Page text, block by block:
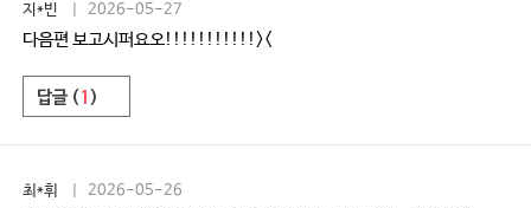
지*빈 | 2026-05-27
다음편 보고시퍼요오!!!!!!!!!!!><
답글 ( 1 )
최*휘 | 2026-05-26